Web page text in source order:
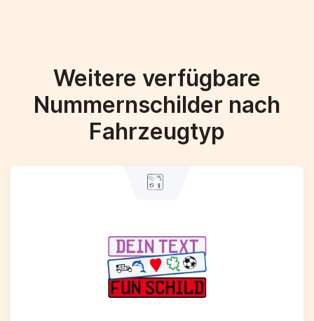
Weitere verfügbare
Nummernschilder nach
Fahrzeugtyp